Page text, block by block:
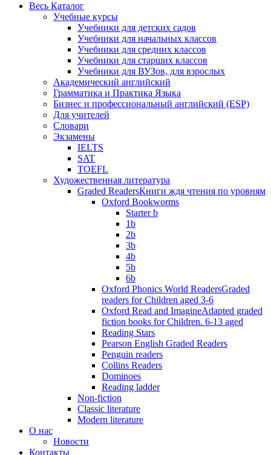
Весь Каталог
Учебные курсы
Учебники для детских садов
Учебники для начальных классов
Учебники для средних классов
Учебники для старших классов
Учебники для ВУЗов, для взрослых
Академический английский
Грамматика и Практика Языка
Бизнес и профессиональный английский (ESP)
Для учителей
Словари
Экзамены
IELTS
SAT
TOEFL
Художественная литература
Graded ReadersКниги ждя чтения по уровням
Oxford Bookworms
Starter b
1b
2b
3b
4b
5b
6b
Oxford Phonics World ReadersGraded
readers for Children aged 3-6
Oxford Read and ImagineAdapted graded
fiction books for Children. 6-13 aged
Reading Stars
Pearson English Graded Readers
Penguin readers
Collins Readers
Dominoes
Reading ladder
Non-fiction
Classic literature
Modern literature
О нас
Новости
Контакты